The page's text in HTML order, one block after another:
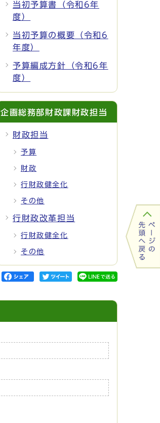
当初予算書（令和6年
度）
当初予算の概要（令和6
年度）
予算編成方針（令和6年
度）
企画総務部財政課財政担当
財政担当
予算
財政
行財政健全化
その他
行財政改革担当
行財政健全化
その他